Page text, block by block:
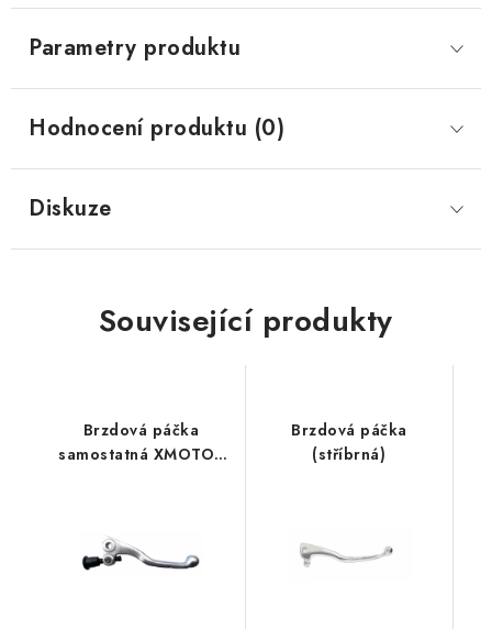
Parametry produktu
Hodnocení produktu (0)
Diskuze
Související produkty
Brzdová páčka
samostatná XMOTOS
Brzdová páčka
(stříbrná)